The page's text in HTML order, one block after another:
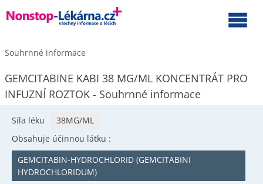
Souhrnné informace
GEMCITABINE KABI 38 MG/ML KONCENTRÁT PRO
INFUZNÍ ROZTOK - Souhrnné informace
Síla léku
38MG/ML
Obsahuje účinnou látku :
GEMCITABIN-HYDROCHLORID (GEMCITABINI
HYDROCHLORIDUM)